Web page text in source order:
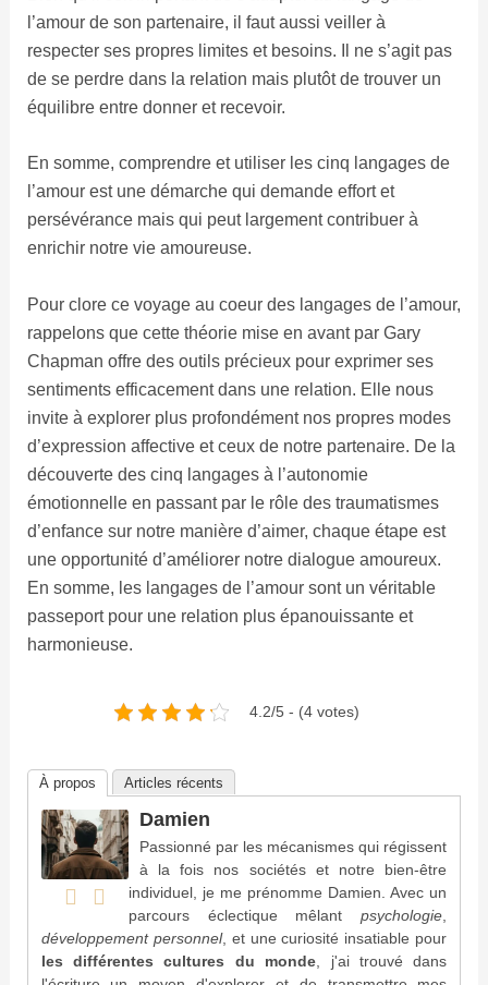
l’amour de son partenaire, il faut aussi veiller à
respecter ses propres limites et besoins. Il ne s’agit pas
de se perdre dans la relation mais plutôt de trouver un
équilibre entre donner et recevoir.
En somme, comprendre et utiliser les cinq langages de
l’amour est une démarche qui demande effort et
persévérance mais qui peut largement contribuer à
enrichir notre vie amoureuse.
Pour clore ce voyage au coeur des langages de l’amour,
rappelons que cette théorie mise en avant par Gary
Chapman offre des outils précieux pour exprimer ses
sentiments efficacement dans une relation. Elle nous
invite à explorer plus profondément nos propres modes
d’expression affective et ceux de notre partenaire. De la
découverte des cinq langages à l’autonomie
émotionnelle en passant par le rôle des traumatismes
d’enfance sur notre manière d’aimer, chaque étape est
une opportunité d’améliorer notre dialogue amoureux.
En somme, les langages de l’amour sont un véritable
passeport pour une relation plus épanouissante et
harmonieuse.
4.2/5 - (4 votes)
À propos Articles récents
Damien
Passionné par les mécanismes qui régissent
à la fois nos sociétés et notre bien-être
individuel, je me prénomme Damien. Avec un
parcours éclectique mêlantpsychologie
développement personnel, et une curiosité insatiable pour
les différentes cultures du monde , j'ai trouvé dans